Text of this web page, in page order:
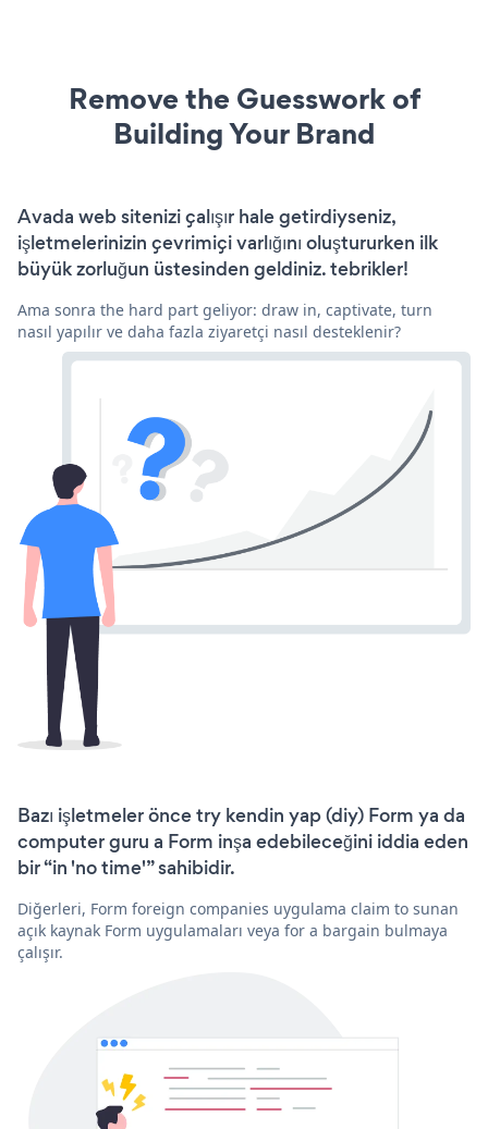
Remove the Guesswork of
Building Your Brand
Avada web sitenizi çalışır hale getirdiyseniz,
işletmelerinizin çevrimiçi varlığını oluştururken ilk
büyük zorluğun üstesinden geldiniz. tebrikler!
Ama sonra the hard part geliyor: draw in, captivate, turn
nasıl yapılır ve daha fazla ziyaretçi nasıl desteklenir?
Bazı işletmeler önce try kendin yap (diy) Form ya da
computer guru a Form inşa edebileceğini iddia eden
bir “in 'no time'” sahibidir.
Diğerleri, Form foreign companies uygulama claim to sunan
açık kaynak Form uygulamaları veya for a bargain bulmaya
çalışır.